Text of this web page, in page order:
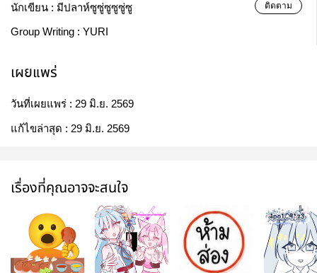
นักเขียน : มีปลาห์ซูซู่ซูซูซู่ซู ติดตาม
Group Writing : YURI
เผยแพร่
วันที่เผยแพร่ : 29 มิ.ย. 2569
แก้ไขล่าสุด : 29 มิ.ย. 2569
เรื่องที่คุณอาจจะสนใจ